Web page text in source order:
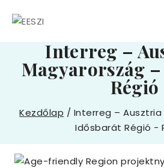
Interreg –
Magyarország
Régió
Kezdőlap / Interreg –
Idősbarát Régió -